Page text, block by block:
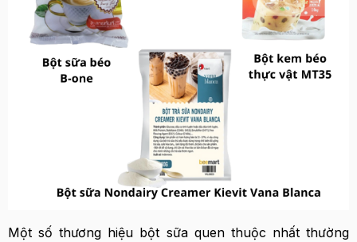
Một số thương hiệu bột sữa quen thuộc nhất thường